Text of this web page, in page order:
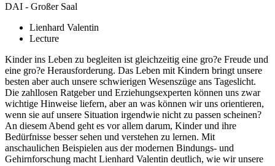
DAI - Großer Saal
Lienhard Valentin
Lecture
Kinder ins Leben zu begleiten ist gleichzeitig eine gro?e Freude und
eine gro?e Herausforderung. Das Leben mit Kindern bringt unsere
besten aber auch unsere schwierigen Wesenszüge ans Tageslicht.
Die zahllosen Ratgeber und Erziehungsexperten können uns zwar
wichtige Hinweise liefern, aber an was können wir uns orientieren,
wenn sie auf unsere Situation irgendwie nicht zu passen scheinen?
An diesem Abend geht es vor allem darum, Kinder und ihre
Bedürfnisse besser sehen und verstehen zu lernen. Mit
anschaulichen Beispielen aus der modernen Bindungs- und
Gehirnforschung macht Lienhard Valentin deutlich, wie wir unsere